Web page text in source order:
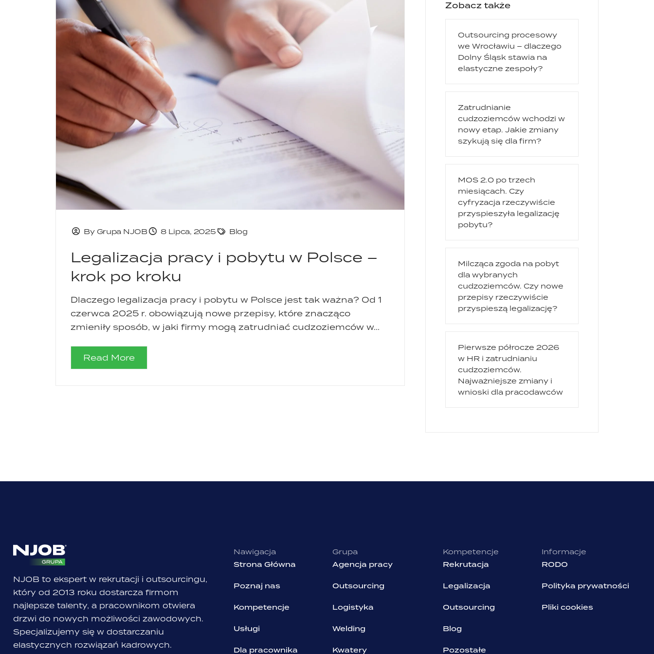
By Grupa NJOB 8 Lipca, 2025 Blog
Legalizacja pracy i pobytu w Polsce –
krok po kroku
Dlaczego legalizacja pracy i pobytu w Polsce jest tak ważna? Od 1
czerwca 2025 r. obowiązują nowe przepisy, które znacząco
zmieniły sposób, w jaki firmy mogą zatrudniać cudzoziemców w...
Read More
Zobacz także
Outsourcing procesowy
we Wrocławiu – dlaczego
Dolny Śląsk stawia na
elastyczne zespoły?
Zatrudnianie
cudzoziemców wchodzi w
nowy etap. Jakie zmiany
szykują się dla firm?
MOS 2.0 po trzech
miesiącach. Czy
cyfryzacja rzeczywiście
przyspieszyła legalizację
pobytu?
Milcząca zgoda na pobyt
dla wybranych
cudzoziemców. Czy nowe
przepisy rzeczywiście
przyspieszą legalizację?
Pierwsze półrocze 2026
w HR i zatrudnianiu
cudzoziemców.
Najważniejsze zmiany i
wnioski dla pracodawców
NJOB to ekspert w rekrutacji i outsourcingu,
który od 2013 roku dostarcza firmom
najlepsze talenty, a pracownikom otwiera
drzwi do nowych możliwości zawodowych.
Specjalizujemy się w dostarczaniu
elastycznych rozwiązań kadrowych.
Nawigacja
Strona Główna
Poznaj nas
Kompetencje
Usługi
Dla pracownika
Grupa
Agencja pracy
Outsourcing
Logistyka
Welding
Kwatery
Kompetencje
Rekrutacja
Legalizacja
Outsourcing
Blog
Pozostałe
Informacje
RODO
Polityka prywatności
Pliki cookies